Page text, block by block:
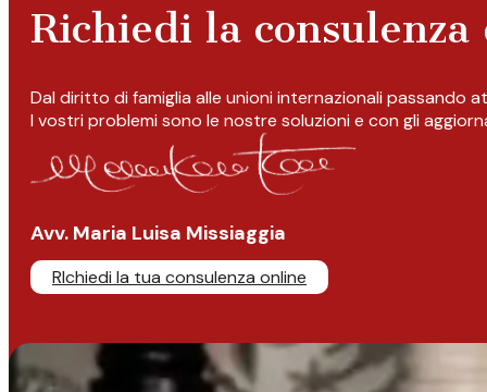
Richiedi la
Dal diritto di famiglia alle unioni internazionali passando
I vostri problemi sono le nostre soluzioni e con gli
Avv. Maria Luisa Missiaggia
RIchiedi la tua consulenza online